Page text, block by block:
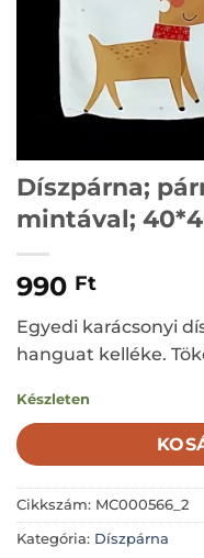
Díszpárna;
mintával;
990 Ft
Egyedi karácsonyi
hanguat kelléke.
Készleten
Cikkszám: MC000566_2
Kategória: Díszpárna